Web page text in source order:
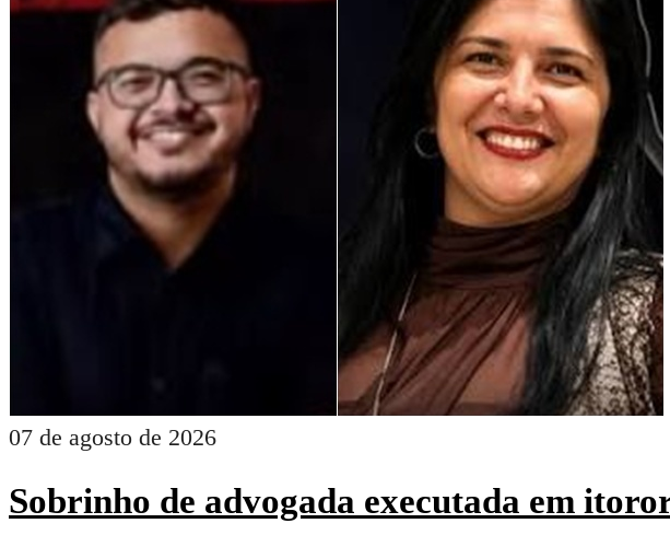
07 de agosto de 2026
Sobrinho de advogada executada em